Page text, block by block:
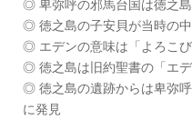
◎ 卑弥呼の邪馬台国は徳之
◎ 徳之島の子安貝が当時の
◎ エデンの意味は「よろこ
◎ 徳之島は旧約聖書の「エデ
◎ 徳之島の遺跡からは卑弥
に発見